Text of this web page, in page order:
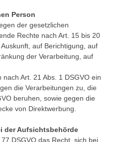
Person
der gesetzlichen
Rechte nach Art. 15 bis 20
auf Berichtigung, auf
der Verarbeitung, auf
Art. 21 Abs. 1 DSGVO ein
die Verarbeitungen zu, die
beruhen, sowie gegen die
von Direktwerbung.
der Aufsichtsbehörde
DSGVO das Recht, sich bei